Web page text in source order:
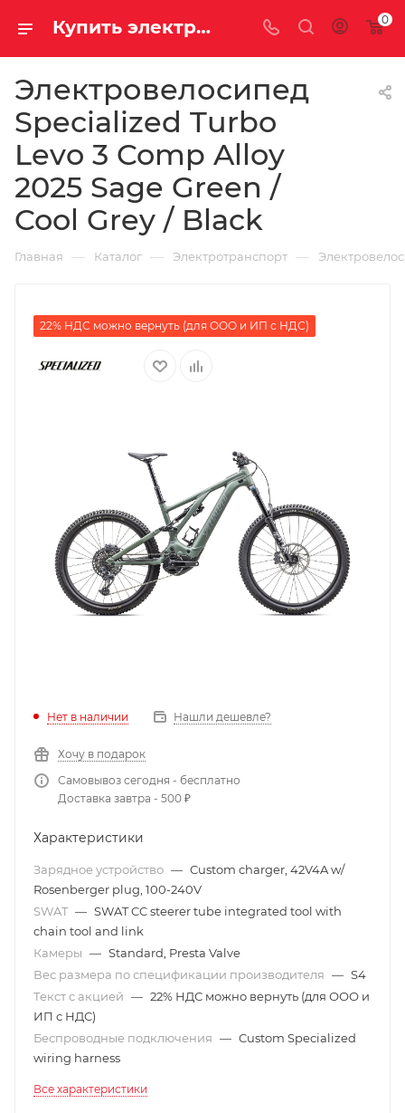
Купить электровелосипед Specialized Turbo Levo 3 Comp Alloy 2025 Sage Green / Cool Grey / Black за 867100.00000000 рублей в Саратове и Энгельсе в рассрочку или кредит выгодно 0
Электровелосипед
Specialized Turbo
Levo 3 Comp Alloy
2025 Sage Green /
Cool Grey / Black
Главная — Каталог — Электротранспорт —
22% НДС можно вернуть (для ООО и ИП с НДС)
Нет в наличии Нашли дешевле?
Хочу в подарок
Самовывоз сегодня - бесплатно
Доставка завтра - 500 ₽
Характеристики
Зарядное устройство — Custom charger, 42V4A w/
Rosenberger plug, 100-240V
SWAT — SWAT CC steerer tube integrated tool with
chain tool and link
Камеры — Standard, Presta Valve
Вес размера по спецификации производителя — S4
Текст с акцией — 22% НДС можно вернуть (для ООО и
ИП с НДС)
Беспроводные подключения — Custom Specialized
wiring harness
Все характеристики